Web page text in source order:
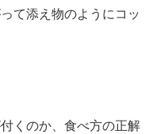
て添え物のようにコッ
くのか、食べ方の正解